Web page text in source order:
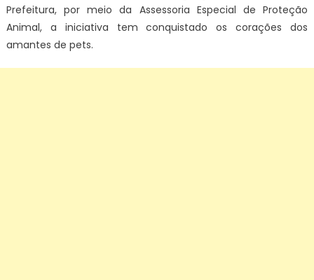
Prefeitura, por meio da Assessoria Especial de Proteção
Animal, a iniciativa tem conquistado os corações dos
amantes de pets.